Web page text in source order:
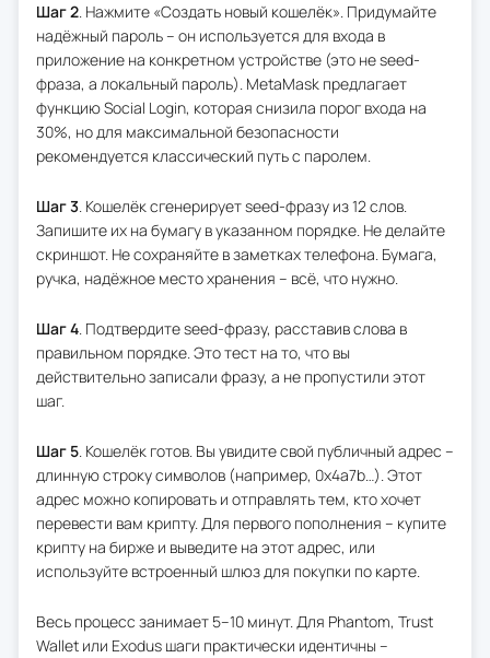
Шаг 2. Нажмите «Создать новый кошелёк». Придумайте
надёжный пароль – он используется для входа в
приложение на конкретном устройстве (это не seed-
фраза, а локальный пароль). MetaMask предлагает
функцию Social Login, которая снизила порог входа на
30%, но для максимальной безопасности
рекомендуется классический путь с паролем.
Шаг 3. Кошелёк сгенерирует seed-фразу из 12 слов.
Запишите их на бумагу в указанном порядке. Не делайте
скриншот. Не сохраняйте в заметках телефона. Бумага,
ручка, надёжное место хранения – всё, что нужно.
Шаг 4. Подтвердите seed-фразу, расставив слова в
правильном порядке. Это тест на то, что вы
действительно записали фразу, а не пропустили этот
шаг.
Шаг 5. Кошелёк готов. Вы увидите свой публичный адрес –
длинную строку символов (например, 0x4a7b…). Этот
адрес можно копировать и отправлять тем, кто хочет
перевести вам крипту. Для первого пополнения – купите
крипту на бирже и выведите на этот адрес, или
используйте встроенный шлюз для покупки по карте.
Весь процесс занимает 5–10 минут. Для Phantom, Trust
Wallet или Exodus шаги практически идентичны –